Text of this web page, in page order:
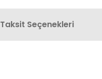
Taksit Seçenekleri